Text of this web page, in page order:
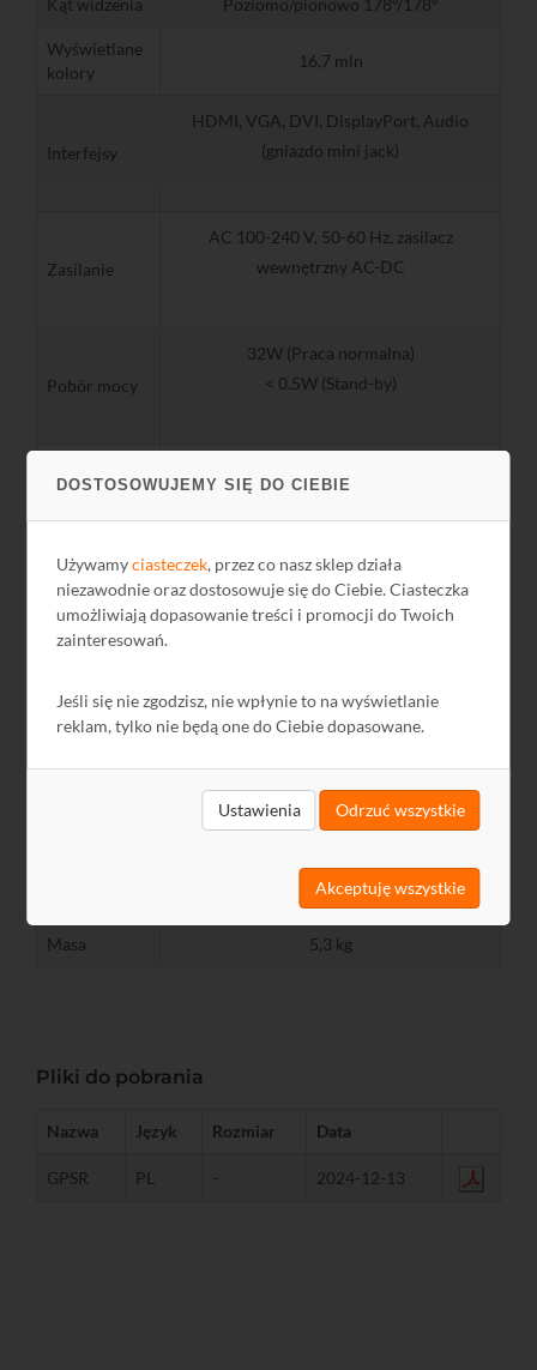
DOSTOSOWUJEMY SIĘ DO CIEBIE
Używamyciasteczek, przez co nasz sklep działa
niezawodnie oraz dostosowuje się do Ciebie. Ciasteczka
umożliwiają dopasowanie treści i promocji do Twoich
zainteresowań.
Jeśli się nie zgodzisz, nie wpłynie to na wyświetlanie
reklam, tylko nie będą one do Ciebie dopasowane.
Ustawienia Odrzuć wszystkie
Akceptuję wszystkie
Kąt widzenia Poziomo/pionowo 178º/178º
Wyświetlane
kolory
16,7 mln
Interfejsy
HDMI, VGA, DVI, DisplayPort, Audio
(gniazdo mini jack)
Zasilanie
AC 100-240 V, 50-60 Hz, zasilacz
wewnętrzny AC-DC
Pobór mocy
32W (Praca normalna)
< 0.5W (Stand-by)
-0º...+20º
Standard
VESA
100 mm
Temperatura
Wilgotność 10%...95%
kabel audio, stopka, instrukcja obsługi
663 x 463,5 x 240 mm (SxWxG)
Masa 5,3 kg
Pliki do pobrania
Nazwa Język Rozmiar Data
GPSR PL - 2024-12-13